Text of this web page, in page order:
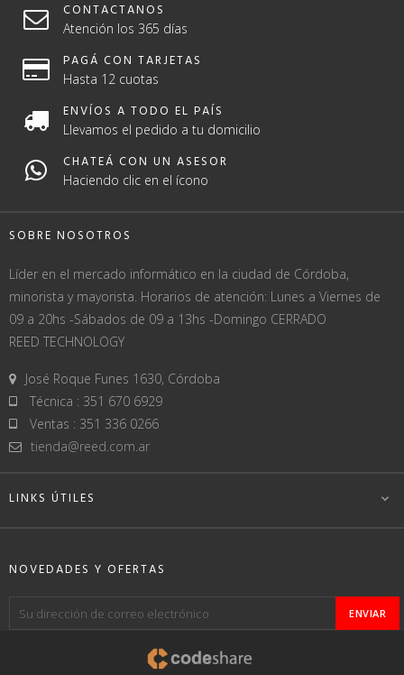
CONTACTANOS
Atención los 365 días
PAGÁ CON TARJETAS
Hasta 12 cuotas
ENVÍOS A TODO EL PAÍS
Llevamos el pedido a tu domicilio
CHATEÁ CON UN ASESOR
Haciendo clic en el ícono
SOBRE NOSOTROS
Líder en el mercado informático en la ciudad de Córdoba,
minorista y mayorista. Horarios de atención: Lunes a Viernes de
09 a 20hs -Sábados de 09 a 13hs -Domingo CERRADO
REED TECHNOLOGY
José Roque Funes 1630, Córdoba
Técnica : 351 670 6929
Ventas : 351 336 0266
tienda@reed.com.ar
LINKS ÚTILES 
NOVEDADES Y OFERTAS
ENVIAR